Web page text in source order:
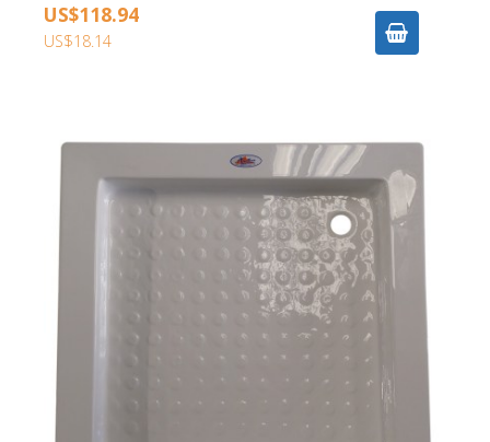
US$118.94
US$18.14